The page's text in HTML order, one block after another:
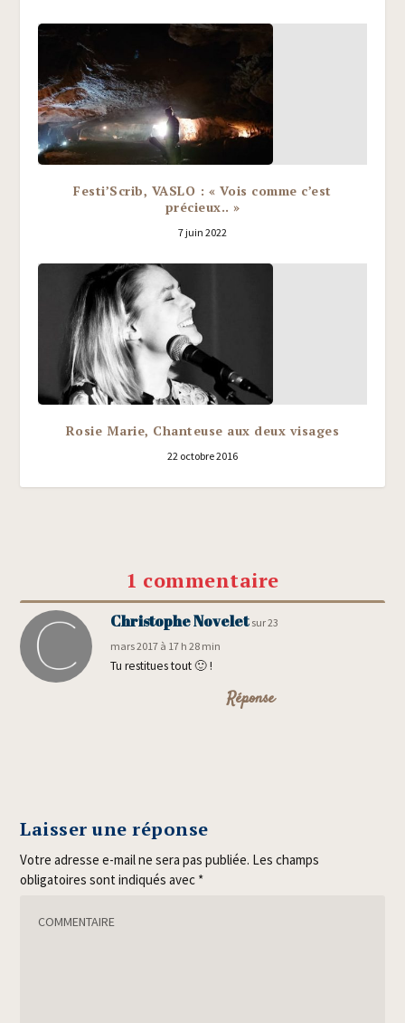
Festi’Scrib, VASLO : « Vois comme c’est
précieux.. »
7 juin 2022
Rosie Marie, Chanteuse aux deux visages
22 octobre 2016
1 commentaire
Christophe Novelet sur 23
mars 2017 à 17 h 28 min
Tu res­ti­tues tout 🙂 !
Réponse
Laisser une réponse
Votre adresse e-mail ne sera pas publiée. Les champs
obligatoires sont indiqués avec *